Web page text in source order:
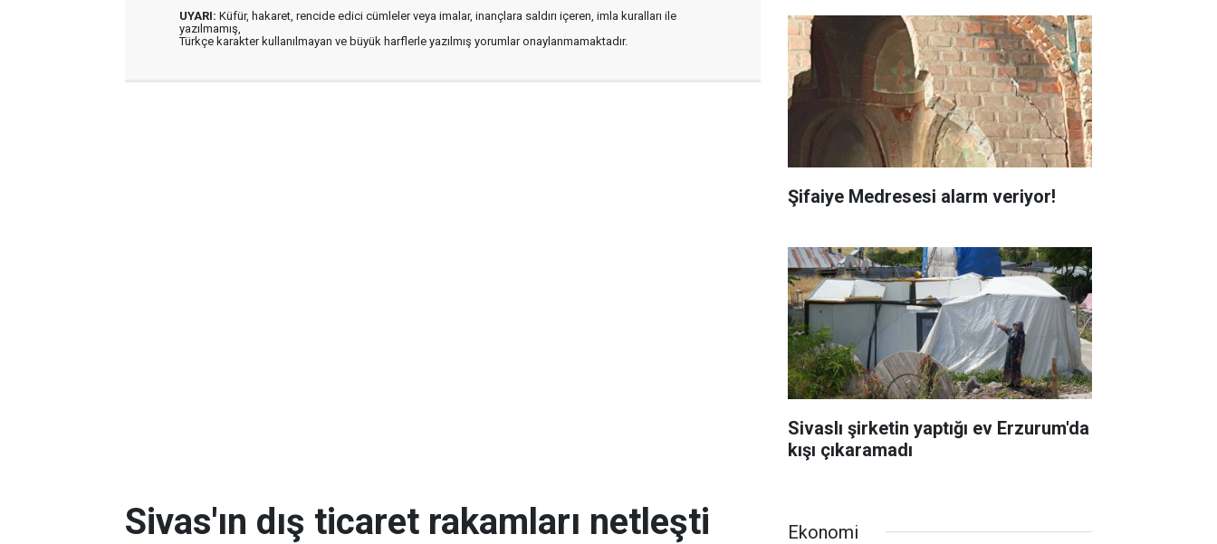
UYARI: Küfür, hakaret, rencide edici cümleler veya imalar, inançlara saldırı içeren, imla kuralları ile
yazılmamış,
Türkçe karakter kullanılmayan ve büyük harflerle yazılmış yorumlar onaylanmamaktadır.
Şifaiye Medresesi alarm veriyor!
Sivaslı şirketin yaptığı ev Erzurum'da
kışı çıkaramadı
Sivas'ın dış ticaret rakamları netleşti Ekonomi